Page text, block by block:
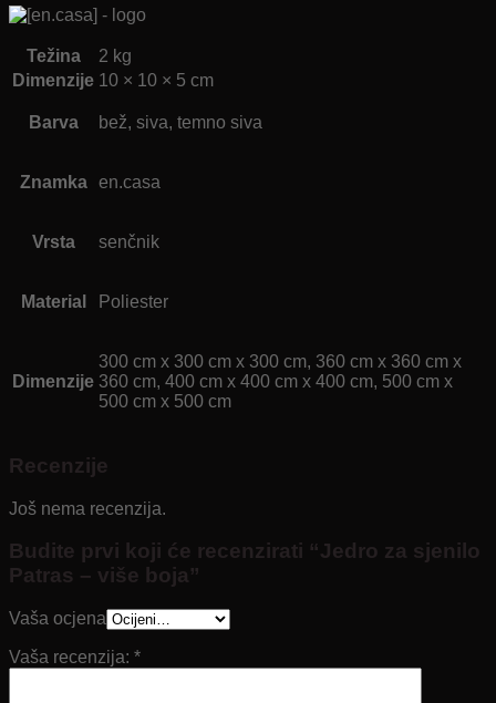
Težina
2 kg
Dimenzije 10 × 10 × 5 cm
Barva bež, siva, temno siva
Znamka en.casa
Vrsta senčnik
Material Poliester
Dimenzije
300 cm x 300 cm x 300 cm, 360 cm x 360 cm x
360 cm, 400 cm x 400 cm x 400 cm, 500 cm x
500 cm x 500 cm
Recenzije
Još nema recenzija.
Budite prvi koji će recenzirati “Jedro za sjenilo
Patras – više boja”
Vaša ocjena
Vaša recenzija: *